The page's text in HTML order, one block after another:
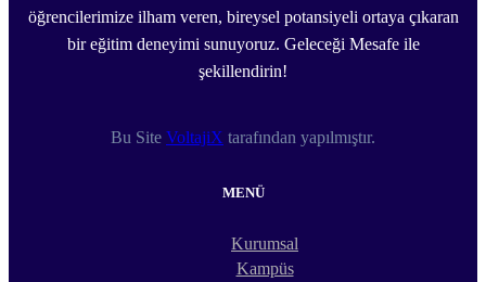
öğrencilerimize ilham veren, bireysel potansiyeli ortaya çıkaran
bir eğitim deneyimi sunuyoruz. Geleceği Mesafe ile
şekillendirin!
Bu Site VoltajiX tarafından yapılmıştır.
MENÜ
Kurumsal
Kampüs